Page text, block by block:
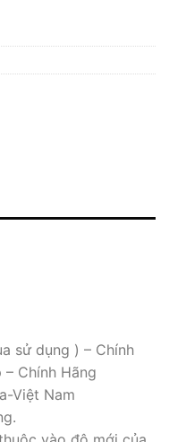
sử dụng ) – Chính
Chính Hãng
Việt Nam